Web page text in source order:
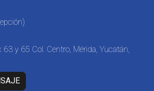
y 65 Col. Centro, Mérida, Yucatán,